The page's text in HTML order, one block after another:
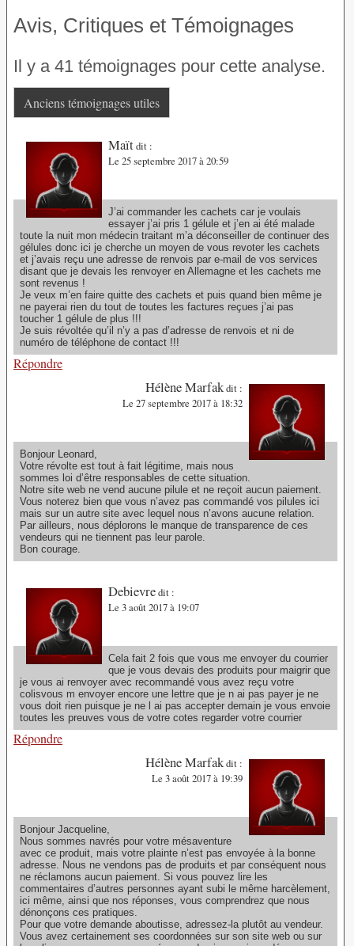
Avis, Critiques et Témoignages
Il y a 41 témoignages pour cette analyse.
Anciens témoignages utiles
Maïtdit :
Le 25 septembre 2017 à 20:59
J’ai commander les cachets car je voulais
essayer j’ai pris 1 gélule et j’en ai été malade
toute la nuit mon médecin traitant m’a déconseiller de continuer des
gélules donc ici je cherche un moyen de vous revoter les cachets
et j’avais reçu une adresse de renvois par e-mail de vos services
disant que je devais les renvoyer en Allemagne et les cachets me
sont revenus !
Je veux m’en faire quitte des cachets et puis quand bien même je
ne payerai rien du tout de toutes les factures reçues j’ai pas
toucher 1 gélule de plus !!!
Je suis révoltée qu’il n’y a pas d’adresse de renvois et ni de
numéro de téléphone de contact !!!
Répondre
Hélène Marfakdit :
Le 27 septembre 2017 à 18:32
Bonjour Leonard,
Votre révolte est tout à fait légitime, mais nous
sommes loi d’être responsables de cette situation.
Notre site web ne vend aucune pilule et ne reçoit aucun paiement.
Vous noterez bien que vous n’avez pas commandé vos pilules ici
mais sur un autre site avec lequel nous n’avons aucune relation.
Par ailleurs, nous déplorons le manque de transparence de ces
vendeurs qui ne tiennent pas leur parole.
Bon courage.
Debievredit :
Le 3 août 2017 à 19:07
Cela fait 2 fois que vous me envoyer du courrier
que je vous devais des produits pour maigrir que
je vous ai renvoyer avec recommandé vous avez reçu votre
colisvous m envoyer encore une lettre que je n ai pas payer je ne
vous doit rien puisque je ne l ai pas accepter demain je vous envoie
toutes les preuves vous de votre cotes regarder votre courrier
Répondre
Hélène Marfakdit :
Le 3 août 2017 à 19:39
Bonjour Jacqueline,
Nous sommes navrés pour votre mésaventure
avec ce produit, mais votre plainte n’est pas envoyée à la bonne
adresse. Nous ne vendons pas de produits et par conséquent nous
ne réclamons aucun paiement. Si vous pouvez lire les
commentaires d’autres personnes ayant subi le même harcèlement,
ici même, ainsi que nos réponses, vous comprendrez que nous
dénonçons ces pratiques.
Pour que votre demande aboutisse, adressez-la plutôt au vendeur.
Vous avez certainement ses coordonnées sur son site web ou sur